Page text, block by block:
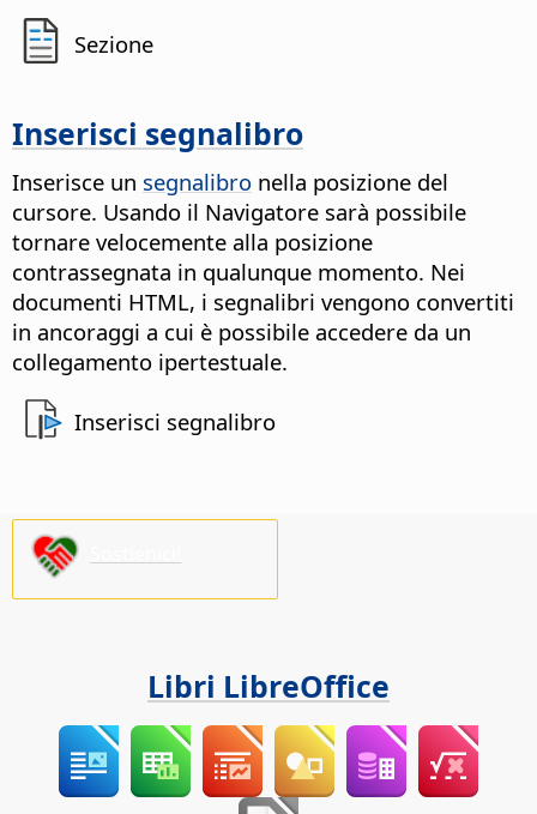
Sezione
Inserisci segnalibro
Inserisce un segnalibro nella posizione del
cursore. Usando il Navigatore sarà possibile
tornare velocemente alla posizione
contrassegnata in qualunque momento. Nei
documenti HTML, i segnalibri vengono convertiti
in ancoraggi a cui è possibile accedere da un
collegamento ipertestuale.
Inserisci segnalibro
Libri LibreOffice